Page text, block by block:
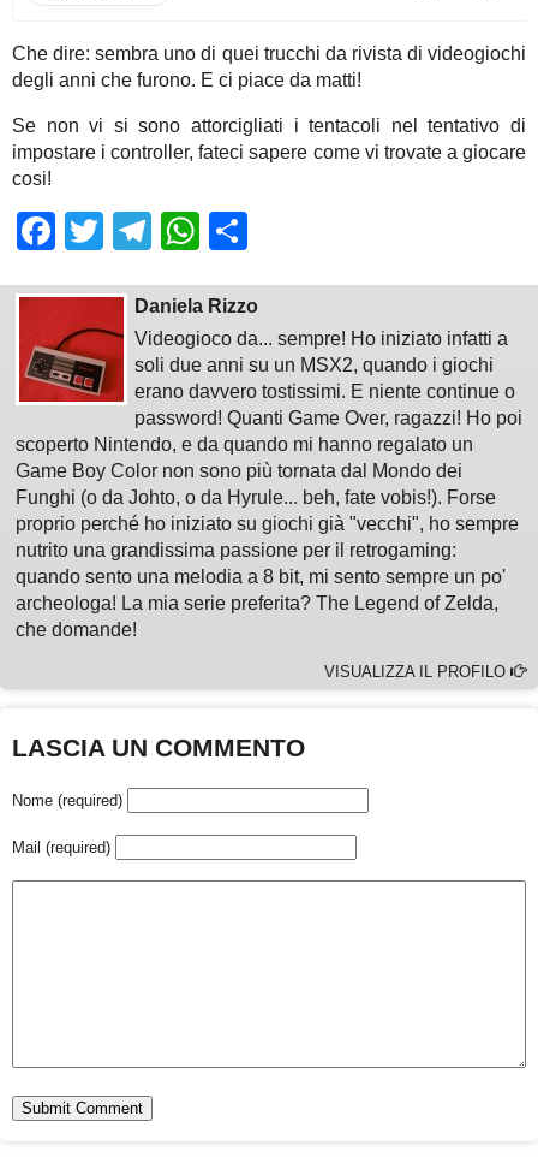
Che dire: sembra uno di quei trucchi da rivista di videogiochi
degli anni che furono. E ci piace da matti!
Se non vi si sono attorcigliati i tentacoli nel tentativo di
impostare i controller, fateci sapere come vi trovate a giocare
cosi!
Facebook
TwitterTelegram
WhatsApp
Daniela Rizzo
Videogioco da... sempre! Ho iniziato infatti a
soli due anni su un MSX2, quando i giochi
erano davvero tostissimi. E niente continue o
password! Quanti Game Over, ragazzi! Ho poi
scoperto Nintendo, e da quando mi hanno regalato un
Game Boy Color non sono più tornata dal Mondo dei
Funghi (o da Johto, o da Hyrule... beh, fate vobis!). Forse
proprio perché ho iniziato su giochi già "vecchi", ho sempre
nutrito una grandissima passione per il retrogaming:
quando sento una melodia a 8 bit, mi sento sempre un po'
archeologa! La mia serie preferita? The Legend of Zelda,
che domande!
VISUALIZZA IL PROFILO
LASCIA UN COMMENTO
Nome (required)
Mail (required)